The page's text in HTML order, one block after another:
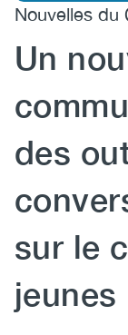
EN FR
Nouvelles du
Un
des
sur le
jeunes